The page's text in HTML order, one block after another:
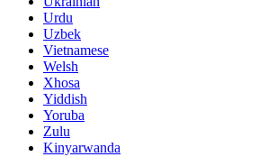
Urdu
Uzbek
Vietnamese
Welsh
Xhosa
Yiddish
Yoruba
Zulu
Kinyarwanda